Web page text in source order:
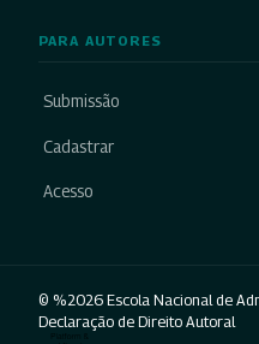
PARA AUTORES
Submissão
Cadastrar
Acesso
© %2026 Escola Nacional de
Declaração de Direito Autoral